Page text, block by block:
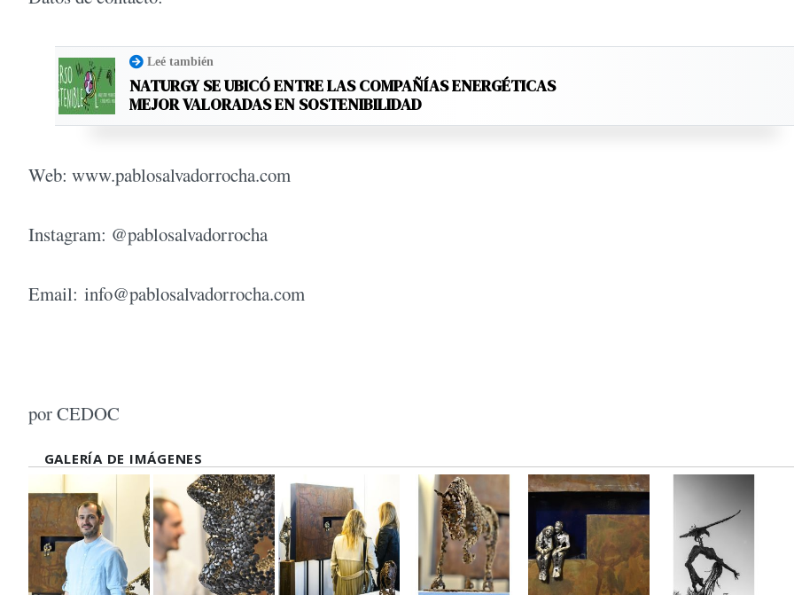
Leé también
NATURGY SE UBICÓ ENTRE LAS COMPAÑÍAS ENERGÉTICAS
MEJOR VALORADAS EN SOSTENIBILIDAD
Web: www.pablosalvadorrocha.com
Instagram: @pablosalvadorrocha
Email: info@pablosalvadorrocha.com
por CEDOC
GALERÍA DE IMÁGENES